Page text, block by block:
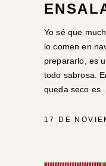
Yo sé que
lo comen en
prepararlo, es
todo sabrosa.
queda seco es
17 DE